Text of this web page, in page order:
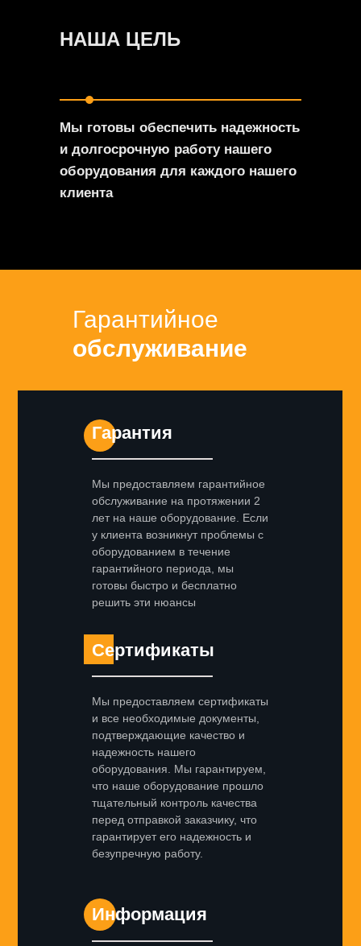
НАША ЦЕЛЬ
Мы готовы обеспечить надежность
и долгосрочную работу нашего
оборудования для каждого нашего
клиента
Гарантийное
обслуживание
Мы предоставляем гарантийное
обслуживание на протяжении 2
лет на наше оборудование. Если
у клиента возникнут проблемы с
оборудованием в течение
гарантийного периода, мы
готовы быстро и бесплатно
решить эти нюансы
Мы предоставляем сертификаты
и все необходимые документы,
подтверждающие качество и
надежность нашего
оборудования. Мы гарантируем,
что наше оборудование прошло
тщательный контроль качества
перед отправкой заказчику, что
гарантирует его надежность и
безупречную работу.
Сертификаты
Информация
Гарантия